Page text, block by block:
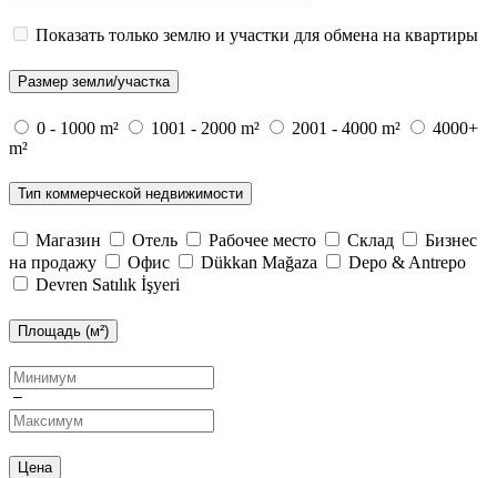
Показать только землю и участки для обмена на квартиры
Размер земли/участка
0 - 1000 m² 1001 - 2000 m² 2001 - 4000 m²
4000+
m²
Тип коммерческой недвижимости
Магазин Отель Рабочее место Склад
Бизнес
на продажу
Офис Dükkan Mağaza
Depo & Antrepo
Devren Satılık İşyeri
Площадь (м²)
Цена